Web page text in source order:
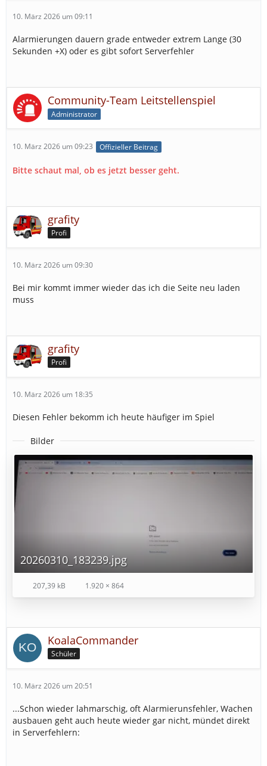
10. März 2026 um 09:11
Alarmierungen dauern grade entweder extrem Lange (30
Sekunden +X) oder es gibt sofort Serverfehler
Community-Team Leitstellenspiel
Administrator
10. März 2026 um 09:23 Offizieller Beitrag
Bitte schaut mal, ob es jetzt besser geht.
grafity
Profi
10. März 2026 um 09:30
Bei mir kommt immer wieder das ich die Seite neu laden
muss
grafity
Profi
10. März 2026 um 18:35
Diesen Fehler bekomm ich heute häufiger im Spiel
Bilder
20260310_183239.jpg
207,39 kB 1.920 × 864
KoalaCommander
Schüler
10. März 2026 um 20:51
...Schon wieder lahmarschig, oft Alarmierunsfehler, Wachen
ausbauen geht auch heute wieder gar nicht, mündet direkt
in Serverfehlern: